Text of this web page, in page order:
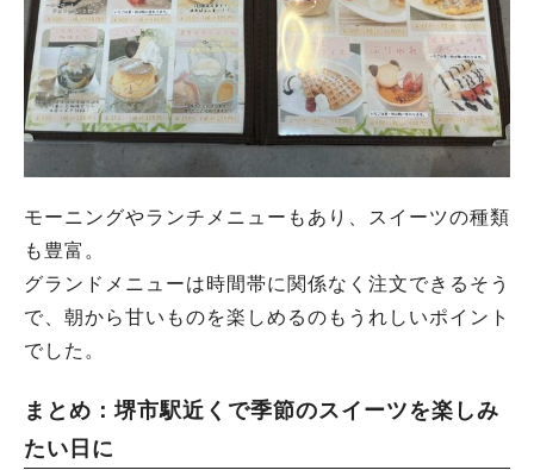
モーニングやランチメニューもあり、スイーツの種類
も豊富。
グランドメニューは時間帯に関係なく注文できるそう
で、朝から甘いものを楽しめるのもうれしいポイント
でした。
まとめ：堺市駅近くで季節のスイーツを楽しみ
たい日に